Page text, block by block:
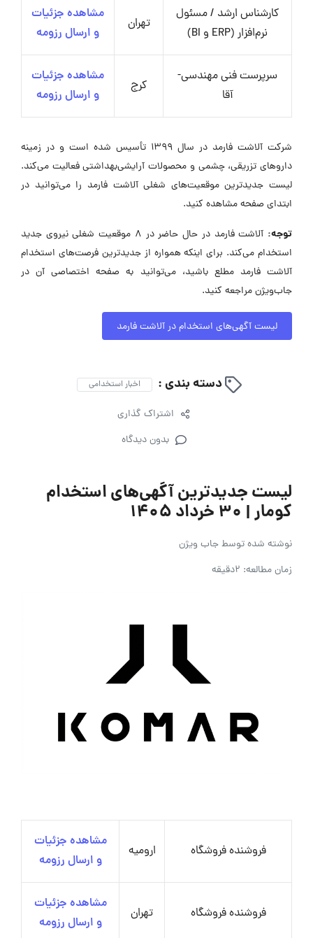
کارشناس ارشد / مسئول
نرم‌افزار (ERP و BI)
تهران
مشاهده جزئیات
و ارسال رزومه
سرپرست فنی مهندسی-
آقا
کرج
مشاهده جزئیات
و ارسال رزومه
شرکت آلاشت فارمد در سال ۱۳۹۹ تأسیس شده است و در زمینه
داروهای تزریقی، چشمی و محصولات آرایشی‌بهداشتی فعالیت می‌کند.
لیست جدیدترین موقعیت‌های شغلی آلاشت فارمد را می‌توانید در
ابتدای صفحه مشاهده کنید.
توجه:
آلاشت فارمد در حال حاضر در ۸ موقعیت شغلی نیروی جدید
استخدام می‌کند. برای اینکه همواره از جدیدترین فرصت‌های استخدام
آلاشت فارمد مطلع باشید، می‌توانید به صفحه اختصاصی آن در
جاب‌ویژن مراجعه کنید.
لیست آگهی‌های استخدام در آلاشت فارمد
دسته بندی : اخبار استخدامی
اشتراک گذاری
بدون دیدگاه
لیست جدیدترین آگهی‌های استخدام
کومار | ۳۰ خرداد ۱۴۰۵
نوشته شده توسطجاب ویژن
زمان مطالعه: 2دقیقه
فروشنده فروشگاه ارومیه
مشاهده جزئیات
و ارسال رزومه
فروشنده فروشگاه تهران
مشاهده جزئیات
و ارسال رزومه